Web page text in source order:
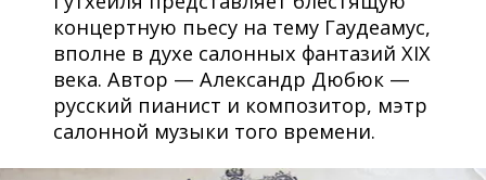
концертную пьесу на тему Гаудеамус,
вполне в духе салонных фантазий XIX
века. Автор — Александр Дюбюк —
русский пианист и композитор, мэтр
салонной музыки того времени.